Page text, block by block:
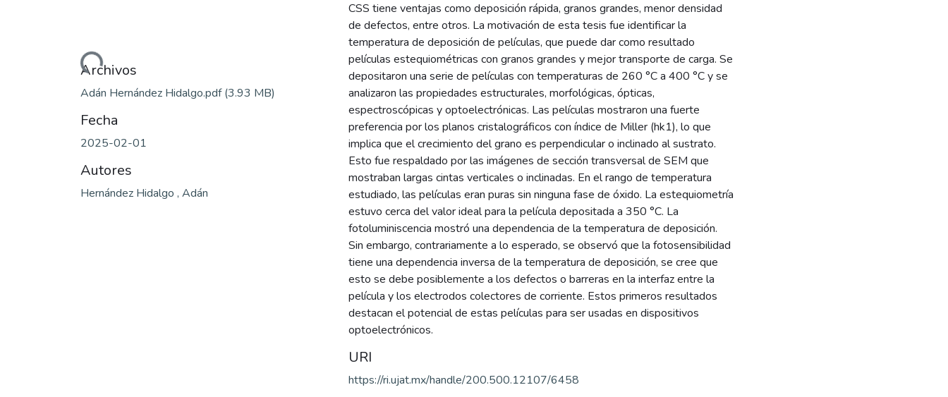
Cargando...
Archivos
Adán Hernández Hidalgo.pdf(3.93 MB)
Fecha
2025-02-01
Autores
Hernández Hidalgo , Adán
CSS tiene ventajas como deposición rápida, granos grandes, menor densidad
de defectos, entre otros. La motivación de esta tesis fue identificar la
temperatura de deposición de películas, que puede dar como resultado
películas estequiométricas con granos grandes y mejor transporte de carga. Se
depositaron una serie de películas con temperaturas de 260 °C a 400 °C y se
analizaron las propiedades estructurales, morfológicas, ópticas,
espectroscópicas y optoelectrónicas. Las películas mostraron una fuerte
preferencia por los planos cristalográficos con índice de Miller (hk1), lo que
implica que el crecimiento del grano es perpendicular o inclinado al sustrato.
Esto fue respaldado por las imágenes de sección transversal de SEM que
mostraban largas cintas verticales o inclinadas. En el rango de temperatura
estudiado, las películas eran puras sin ninguna fase de óxido. La estequiometría
estuvo cerca del valor ideal para la película depositada a 350 °C. La
fotoluminiscencia mostró una dependencia de la temperatura de deposición.
Sin embargo, contrariamente a lo esperado, se observó que la fotosensibilidad
tiene una dependencia inversa de la temperatura de deposición, se cree que
esto se debe posiblemente a los defectos o barreras en la interfaz entre la
película y los electrodos colectores de corriente. Estos primeros resultados
destacan el potencial de estas películas para ser usadas en dispositivos
optoelectrónicos.
URI
https://ri.ujat.mx/handle/200.500.12107/6458